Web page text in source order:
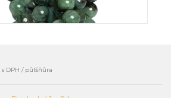
s DPH / půlšňůra